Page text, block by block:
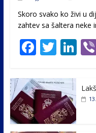
Skoro svako ko živi u
zahtev sa šaltera neke
F
e
b
o
o
T
itt
er
Li
e